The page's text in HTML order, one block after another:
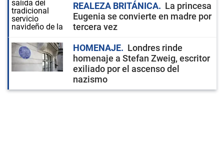
REALEZA BRITÁNICA
La princesa
Eugenia se convierte en madre por
tercera vez
HOMENAJE
Londres rinde
homenaje a Stefan Zweig, escritor
exiliado por el ascenso del
nazismo